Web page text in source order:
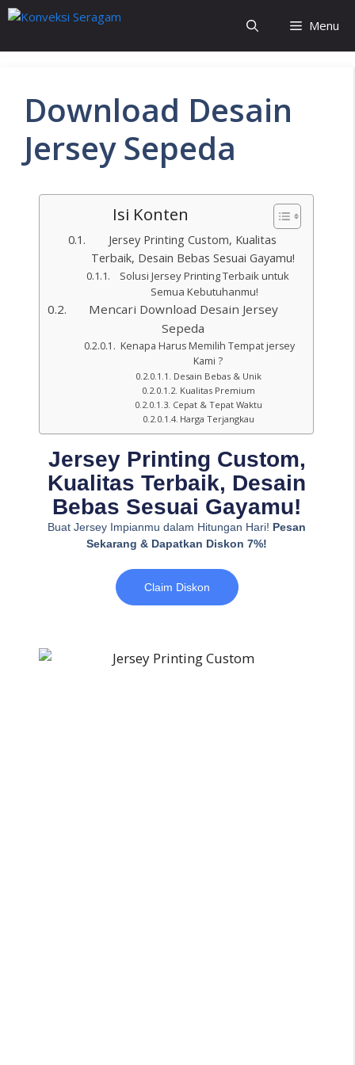
Menu
Download Desain
Jersey Sepeda
Isi Konten
Jersey Printing Custom, Kualitas
Terbaik, Desain Bebas Sesuai Gayamu!
Solusi Jersey Printing Terbaik untuk
Semua Kebutuhanmu!
Mencari Download Desain Jersey
Sepeda
Kenapa Harus Memilih Tempat jersey
Kami ?
Desain Bebas & Unik
Kualitas Premium
Cepat & Tepat Waktu
Harga Terjangkau
Jersey Printing Custom,
Kualitas Terbaik, Desain
Bebas Sesuai Gayamu!
Buat Jersey Impianmu dalam Hitungan Hari! Pesan
Sekarang & Dapatkan Diskon 7%!
Claim Diskon